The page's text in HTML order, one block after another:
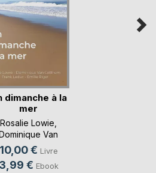
dimanche à la
mer
Rosalie Lowie
Van
Cotthem
10,00 € Livre
3,99 € Ebook